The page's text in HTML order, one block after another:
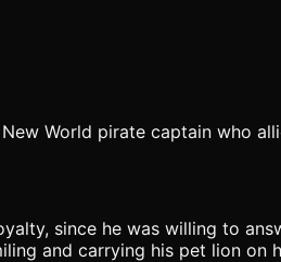
World pirate captain who
since he was willing to
and carrying his pet lion